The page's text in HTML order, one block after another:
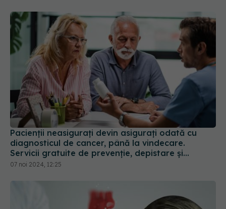
Pacienții neasigurați devin asigurați odată cu
diagnosticul de cancer, până la vindecare.
Servicii gratuite de prevenţie, depistare şi
confirmare a bolii
07 noi 2024, 12:25